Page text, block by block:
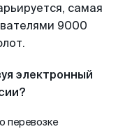
самая
9000
электронный
перевозке